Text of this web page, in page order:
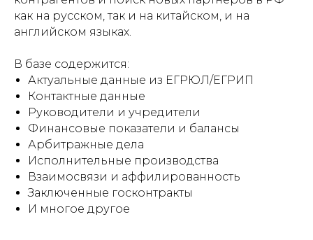
как на русском, так и на китайском, и на
английском языках.
В базе содержится:
Актуальные данные из ЕГРЮЛ/ЕГРИП
Контактные данные
Руководители и учредители
Финансовые показатели и балансы
Арбитражные дела
Исполнительные производства
Взаимосвязи и аффилированность
Заключенные госконтракты
И многое другое